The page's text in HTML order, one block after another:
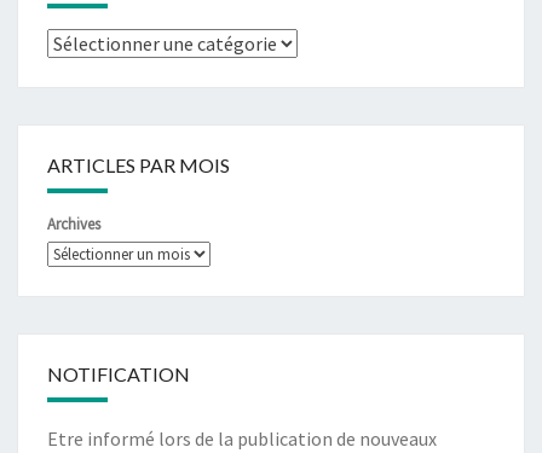
ARTICLES PAR MOIS
Archives
NOTIFICATION
Etre informé lors de la publication de nouveaux